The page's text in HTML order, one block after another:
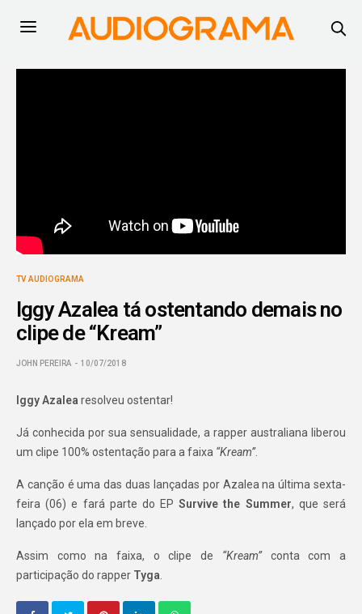
TV AUDIOGRAMA
Iggy Azalea tá ostentando demais no
clipe de “Kream”
JOHN PEREIRA 10/07/2018
Iggy Azalearesolveu ostentar!
Já conhecida por sua sensualidade, a rapper australiana liberou
um clipe 100% ostentação para a faixa “Kream”.
A canção é uma das duas lançadas por Azalea na última sexta-
feira (06) e fará parte do EPSurvive the Summer, que será
lançado por ela em breve.
Assim como na faixa, o clipe de “Kream”conta com a
participação do rapper Tyga.